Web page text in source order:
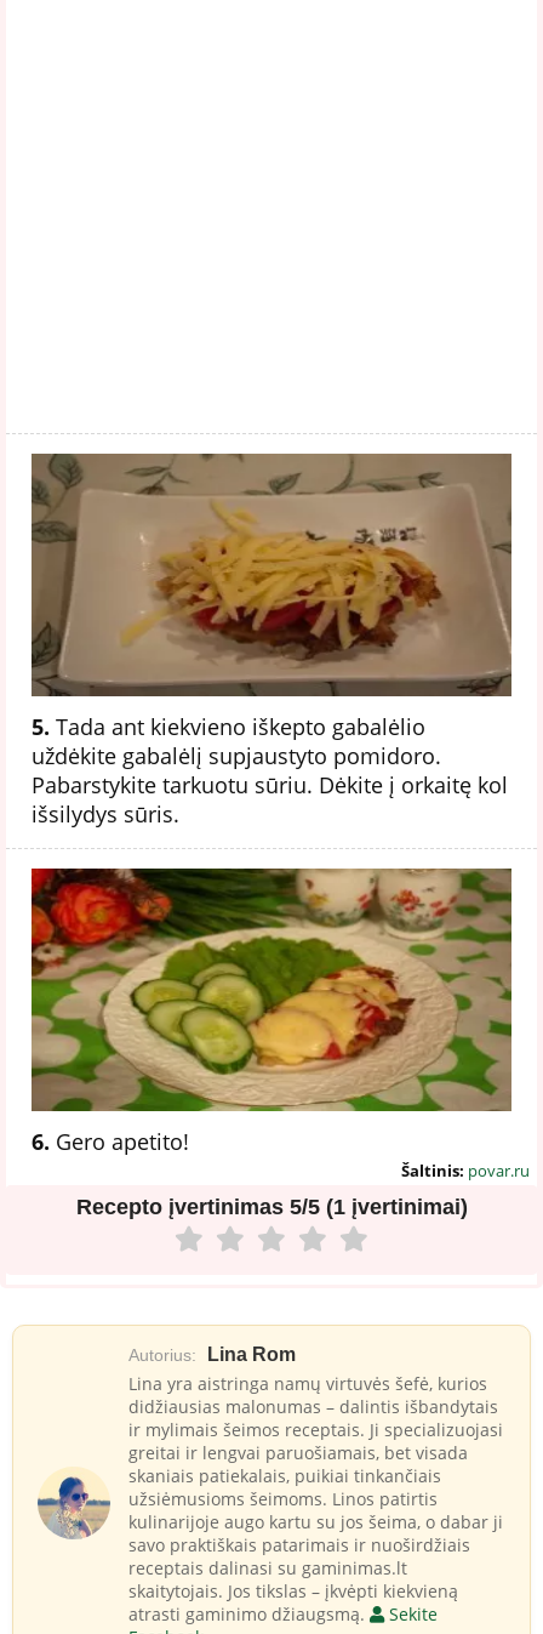
5. Tada ant kiekvieno iškepto gabalėlio
uždėkite gabalėlį supjaustyto pomidoro.
Pabarstykite tarkuotu sūriu. Dėkite į orkaitę kol
išsilydys sūris.
6. Gero apetito!
Šaltinis: povar.ru
Recepto įvertinimas 5/5 (1 įvertinimai)
Autorius: Lina Rom
Lina yra aistringa namų virtuvės šefė, kurios
didžiausias malonumas – dalintis išbandytais
ir mylimais šeimos receptais. Ji specializuojasi
greitai ir lengvai paruošiamais, bet visada
skaniais patiekalais, puikiai tinkančiais
užsiėmusioms šeimoms. Linos patirtis
kulinarijoje augo kartu su jos šeima, o dabar ji
savo praktiškais patarimais ir nuoširdžiais
receptais dalinasi su gaminimas.lt
skaitytojais. Jos tikslas – įkvėpti kiekvieną
atrasti gaminimo džiaugsmą.
Sekite